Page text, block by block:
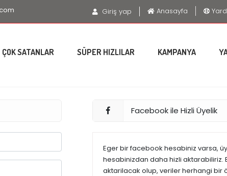
Giriş yap Anasayfa
ÇOK SATANLAR SÜPER HIZLILAR KAMPANYA
Facebook ile Hizli Üyelik
Eger bir facebook hesabiniz varsa,
hesabinizdan daha hizli aktarabiliriz.
aktarilacak olup, veriler herhangi bir